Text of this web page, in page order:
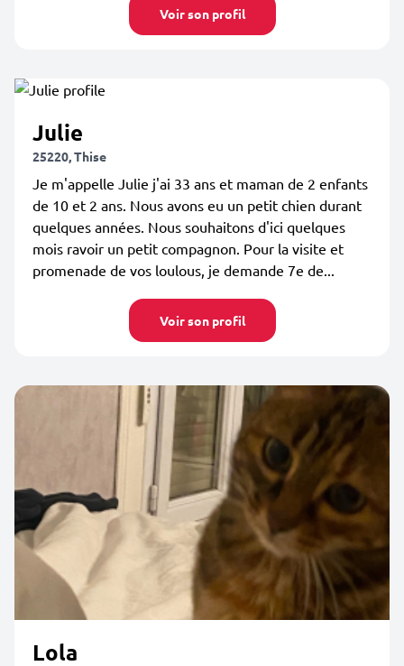
Voir son profil
Julie
25220, Thise
Je m'appelle Julie j'ai 33 ans et maman de 2 enfants
de 10 et 2 ans. Nous avons eu un petit chien durant
quelques années. Nous souhaitons d'ici quelques
mois ravoir un petit compagnon. Pour la visite et
promenade de vos loulous, je demande 7e de...
Voir son profil
Lola